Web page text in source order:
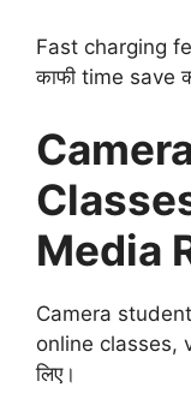
Fast charging
काफी time save
Media
Camera
online classes,
लिए।